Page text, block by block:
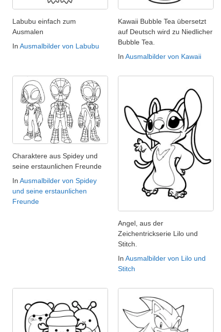
Labubu einfach zum
Ausmalen
In Ausmalbilder von Labubu
Kawaii Bubble Tea übersetzt
auf Deutsch wird zu Niedlicher
Bubble Tea.
In Ausmalbilder von Kawaii
Charaktere aus Spidey und
seine erstaunlichen Freunde
In Ausmalbilder von Spidey
und seine erstaunlichen
Freunde
Angel, aus der
Zeichentrickserie Lilo und
Stitch.
In Ausmalbilder von Lilo und
Stitch